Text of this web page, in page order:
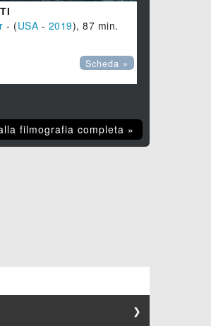
- (USA - 2019), 87 min.
Scheda »
filmografia completa »
❯